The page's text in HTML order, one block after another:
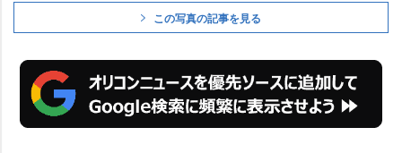
この写真の記事を見る